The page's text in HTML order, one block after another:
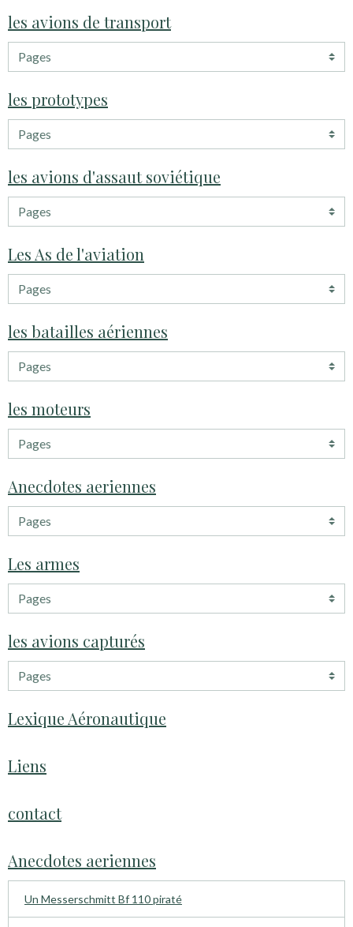
les avions de transport
les prototypes
les avions d'assaut soviétique
Les As de l'aviation
les batailles aériennes
les moteurs
Anecdotes aeriennes
Les armes
les avions capturés
Lexique Aéronautique
Liens
contact
Anecdotes aeriennes
Un Messerschmitt Bf 110 piraté